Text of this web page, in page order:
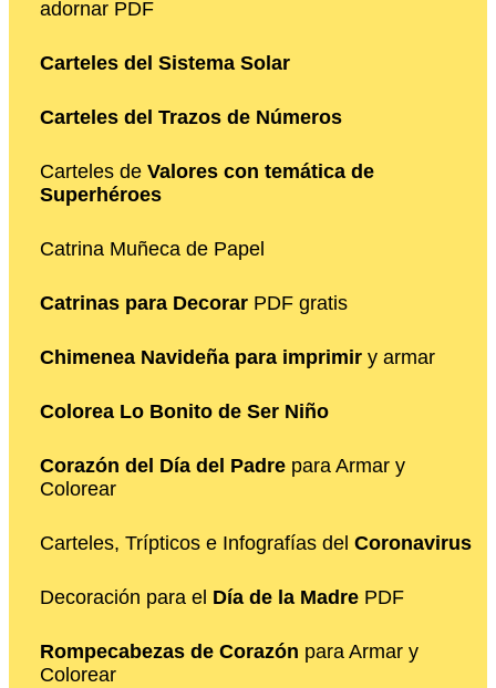
adornar PDF
Carteles del Sistema Solar
Carteles del Trazos de Números
Carteles de Valores con temática de
Superhéroes
Catrina Muñeca de Papel
Catrinas para Decorar PDF gratis
Chimenea Navideña para imprimir y armar
Colorea Lo Bonito de Ser Niño
Corazón del Día del Padre para Armar y
Colorear
Carteles, Trípticos e Infografías del Coronavirus
Decoración para el Día de la Madre PDF
Rompecabezas de Corazón para Armar y
Colorear